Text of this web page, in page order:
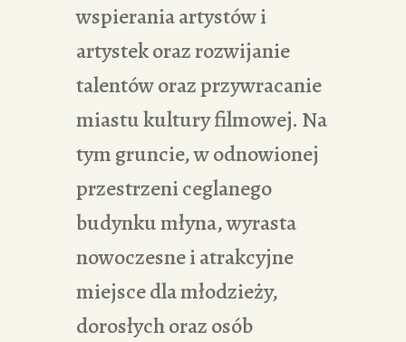
wspierania artystów i
artystek oraz rozwijanie
talentów oraz przywracanie
miastu kultury filmowej. Na
tym gruncie, w odnowionej
przestrzeni ceglanego
budynku młyna, wyrasta
nowoczesne i atrakcyjne
miejsce dla młodzieży,
dorosłych oraz osób